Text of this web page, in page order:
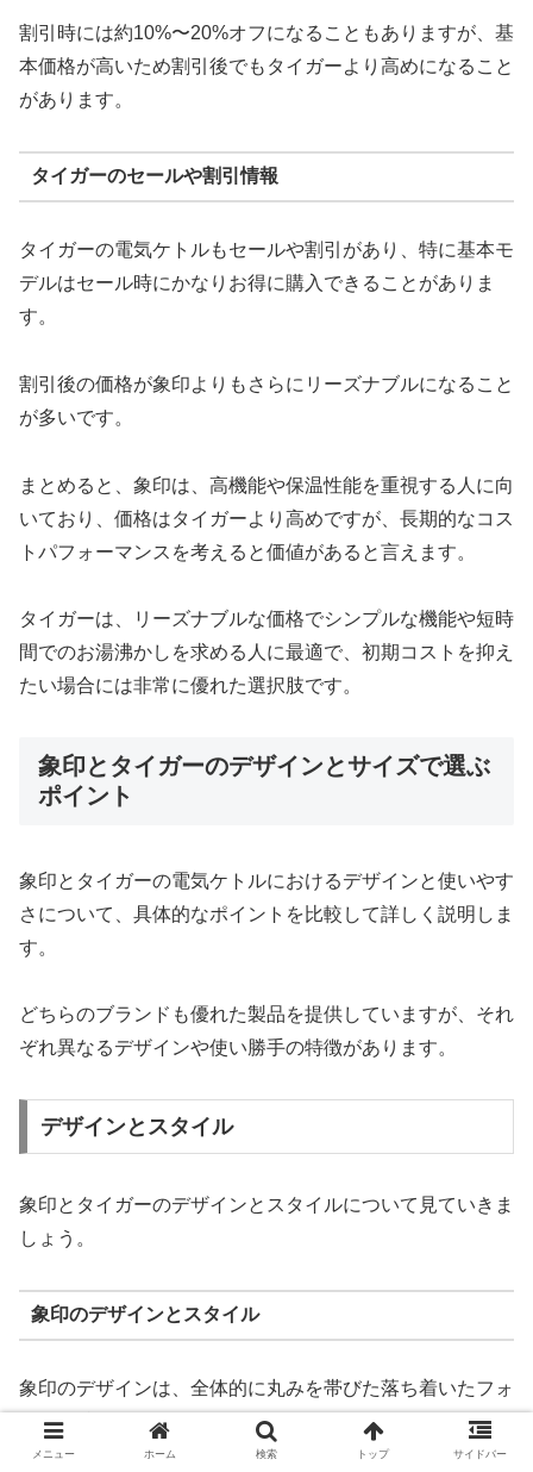
割引時には約10%〜20%オフになることもありますが、基
本価格が高いため割引後でもタイガーより高めになること
があります。
タイガーのセールや割引情報
タイガーの電気ケトルもセールや割引があり、特に基本モ
デルはセール時にかなりお得に購入できることがありま
す。
割引後の価格が象印よりもさらにリーズナブルになること
が多いです。
まとめると、象印は、高機能や保温性能を重視する人に向
いており、価格はタイガーより高めですが、長期的なコス
トパフォーマンスを考えると価値があると言えます。
タイガーは、リーズナブルな価格でシンプルな機能や短時
間でのお湯沸かしを求める人に最適で、初期コストを抑え
たい場合には非常に優れた選択肢です。
象印とタイガーのデザインとサイズで選ぶ
ポイント
象印とタイガーの電気ケトルにおけるデザインと使いやす
さについて、具体的なポイントを比較して詳しく説明しま
す。
どちらのブランドも優れた製品を提供していますが、それ
ぞれ異なるデザインや使い勝手の特徴があります。
デザインとスタイル
象印とタイガーのデザインとスタイルについて見ていきま
しょう。
象印のデザインとスタイル
象印のデザインは、全体的に丸みを帯びた落ち着いたフォ
ルムが特徴的です。
メニュー ホーム 検索 トップ サイドバー